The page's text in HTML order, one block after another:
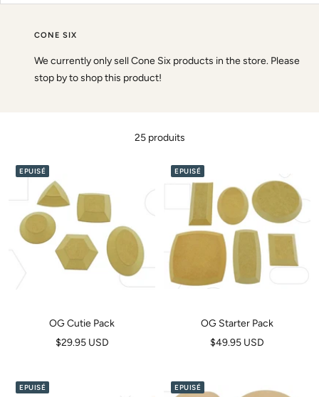
CONE SIX
We currently only sell Cone Six products in the store. Please
stop by to shop this product!
25 produits
EPUISÉ
OG Cutie Pack
Prix
$29.95 USD
EPUISÉ
OG Starter Pack
Prix
$49.95 USD
EPUISÉ EPUISÉ